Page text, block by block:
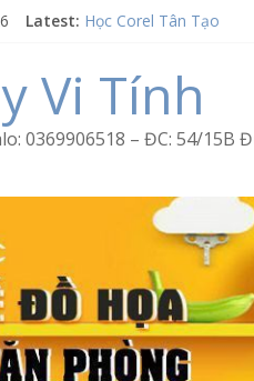
Latest: Học Corel Tân Tạo
Excel Bình Trị Đông –
Word Bình Trị Đông –
Vi Tính
0369906518 – ĐC: 54/